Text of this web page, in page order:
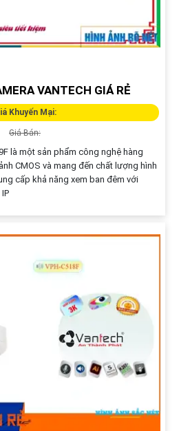
VANTECH GIÁ RẺ
Khuyến Mại:
Giá Bán:
là một sản phẩm công nghệ hàng
CMOS và mang đến chất lượng hình
cấp khả năng xem ban đêm với